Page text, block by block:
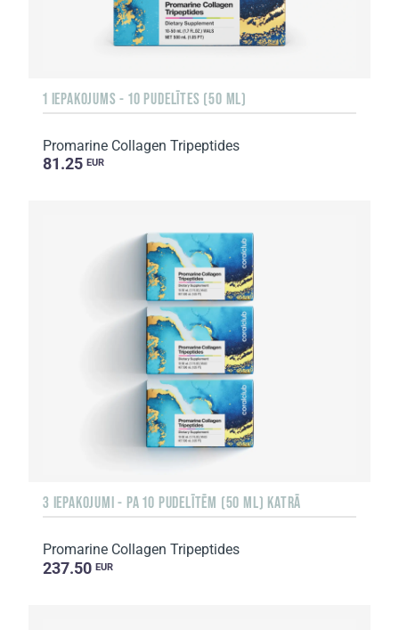
1 IEPAKOJUMS - 10 PUDELĪTES (50 ML)
Promarine Collagen Tripeptides
81.25 EUR
3 IEPAKOJUMI - PA 10 PUDELĪTĒM (50 ML) KATRĀ
Promarine Collagen Tripeptides
237.50 EUR